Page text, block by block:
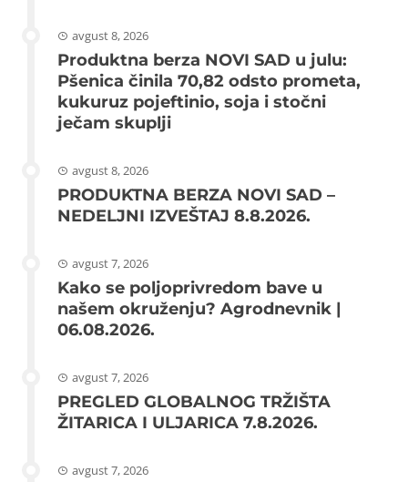
avgust 8, 2026
Produktna berza NOVI SAD u julu:
Pšenica činila 70,82 odsto prometa,
kukuruz pojeftinio, soja i stočni
ječam skuplji
avgust 8, 2026
PRODUKTNA BERZA NOVI SAD –
NEDELJNI IZVEŠTAJ 8.8.2026.
avgust 7, 2026
Kako se poljoprivredom bave u
našem okruženju? Agrodnevnik |
06.08.2026.
avgust 7, 2026
PREGLED GLOBALNOG TRŽIŠTA
ŽITARICA I ULJARICA 7.8.2026.
avgust 7, 2026